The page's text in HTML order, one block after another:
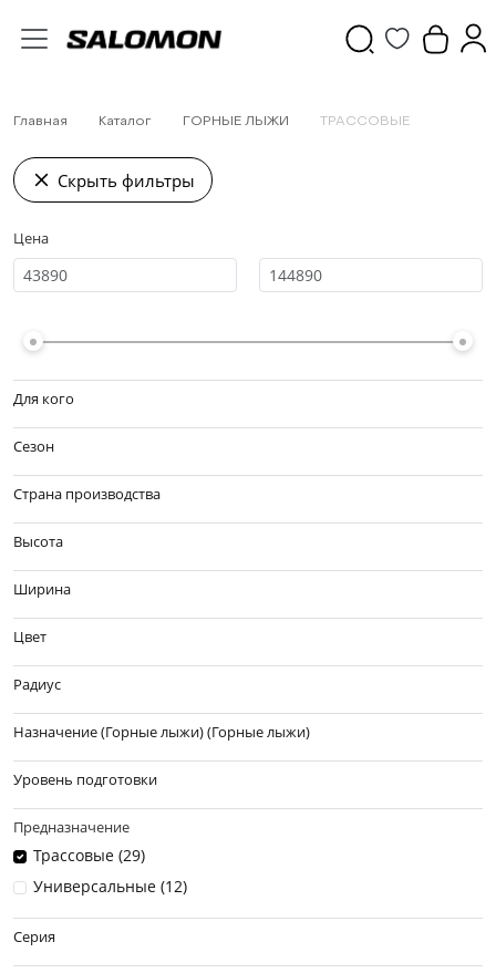
Главная Каталог ГОРНЫЕ ЛЫЖИ ТРАССОВЫЕ
Скрыть фильтры
Цена
Для кого
Сезон
Страна производства
Высота
Ширина
Цвет
Радиус
Назначение (Горные лыжи) (Горные лыжи)
Уровень подготовки
Предназначение
Трассовые (29)
Универсальные (12)
Серия